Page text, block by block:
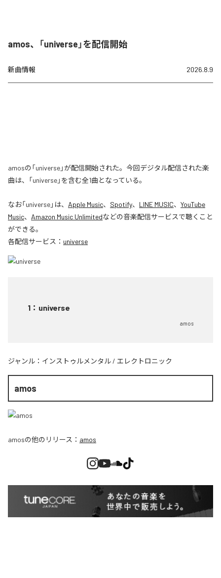
amos、「universe」を配信開始
新曲情報 2026.8.9
amosの「universe」が配信開始された。今回デジタル配信された楽
曲は、「universe」を含む全1曲となっている。
なお「universe」は、 Apple Music、 Spotify、 LINE MUSIC、 YouTube
Music、 Amazon Music Unlimitedなどの音楽配信サービスで聴くこと
ができる。
各配信サービス： universe
1 ： universe
amos
ジャンル： インストゥルメンタル / エレクトロニック
amos
amosの他のリリース： amos